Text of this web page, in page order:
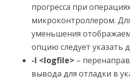
прогресса при
микроконтроллером.
уменьшения
опцию следует указать
-l <logfile> –
вывода для отладки в